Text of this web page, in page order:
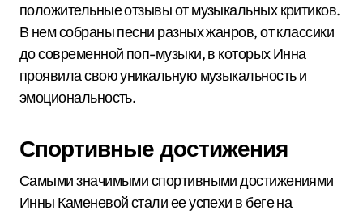
положительные отзывы от музыкальных критиков.
В нем собраны песни разных жанров, от классики
до современной поп-музыки, в которых Инна
проявила свою уникальную музыкальность и
эмоциональность.
Спортивные достижения
Самыми значимыми спортивными достижениями
Инны Каменевой стали ее успехи в беге на